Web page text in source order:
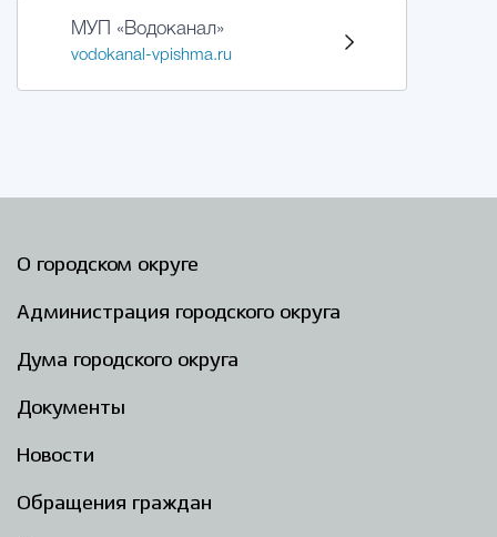
МУП «Водоканал»
vodokanal-vpishma.ru
О городском округе
Администрация городского округа
Дума городского округа
Документы
Новости
Обращения граждан